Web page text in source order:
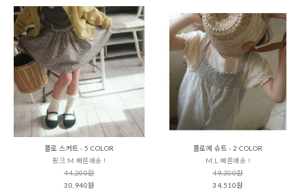
플로 스커트 - 5 COLOR
핑크 M 빠른배송 !
44,200원
30,940원
플로에 슈트 - 2 COLOR
M,L 빠른배송 !
49,300원
34,510원